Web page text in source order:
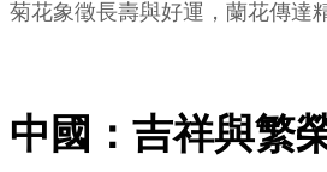
菊花象徵長壽與好運，蘭花傳達
中國：吉祥與繁